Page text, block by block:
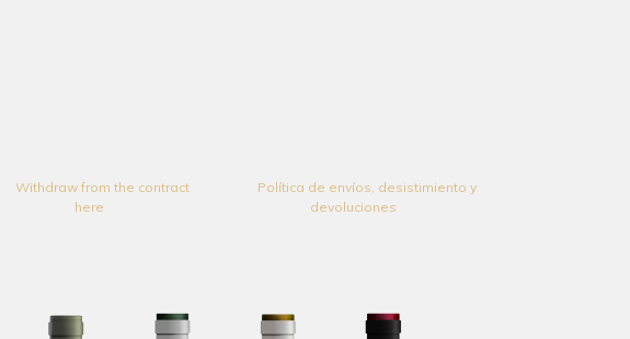
Withdraw from the contract
here
Política de envíos, desistimiento y
devoluciones